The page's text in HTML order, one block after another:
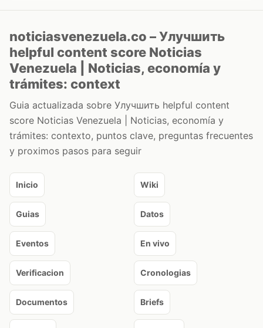
noticiasvenezuela.co – Улучшить
helpful content score Noticias
Venezuela | Noticias, economía y
trámites: context
Guia actualizada sobre Улучшить helpful content
score Noticias Venezuela | Noticias, economía y
trámites: contexto, puntos clave, preguntas frecuentes
y proximos pasos para seguir
Inicio Wiki
Guias Datos
Eventos En vivo
Verificacion Cronologias
Documentos Briefs